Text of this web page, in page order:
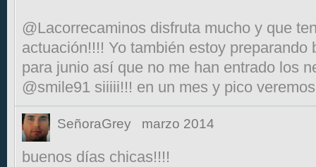
@Lacorrecaminos disfruta mucho y que
actuación!!!! Yo también estoy
para junio así que no me han entrado los
@smile91 siiiii!!! en un mes y pico
SeñoraGrey marzo 2014
buenos días chicas!!!!